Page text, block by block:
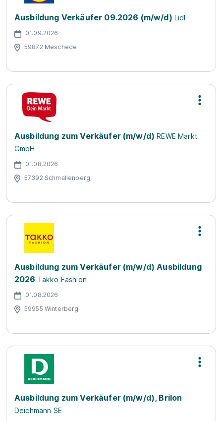
Ausbildung Verkäufer 09.2026 (m/w/d) Lidl
01.09.2026
59872 Meschede
Ausbildung zum Verkäufer (m/w/d) REWE Markt
GmbH
01.08.2026
57392 Schmallenberg
Ausbildung zum Verkäufer (m/w/d) Ausbildung
2026 Takko Fashion
01.08.2026
59955 Winterberg
Ausbildung zum Verkäufer (m/w/d), Brilon
Deichmann SE